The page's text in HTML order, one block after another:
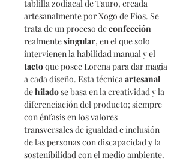
tablilla zodiacal de Tauro, creada
artesanalmente por Xogo de Fíos. Se
trata de un proceso deconfección
realmentesingular, en el que solo
intervienen la habilidad manual y el
tactoque posee Lorena para dar magia
a cada diseño. Esta técnicaartesanal
dehiladose basa en la creatividad y la
diferenciación del producto; siempre
con énfasis en los valores
transversales de igualdad e inclusión
de las personas con discapacidad y la
sostenibilidad con el medio ambiente.